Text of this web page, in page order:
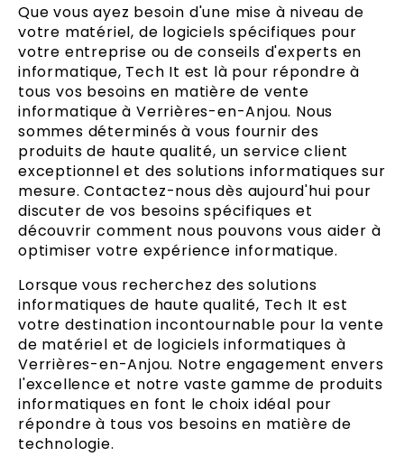
Que vous ayez besoin d'une mise à niveau de
votre matériel, de logiciels spécifiques pour
votre entreprise ou de conseils d'experts en
informatique, Tech It est là pour répondre à
tous vos besoins en matière de vente
informatique à Verrières-en-Anjou. Nous
sommes déterminés à vous fournir des
produits de haute qualité, un service client
exceptionnel et des solutions informatiques sur
mesure. Contactez-nous dès aujourd'hui pour
discuter de vos besoins spécifiques et
découvrir comment nous pouvons vous aider à
optimiser votre expérience informatique.
Lorsque vous recherchez des solutions
informatiques de haute qualité, Tech It est
votre destination incontournable pour la vente
de matériel et de logiciels informatiques à
Verrières-en-Anjou. Notre engagement envers
l'excellence et notre vaste gamme de produits
informatiques en font le choix idéal pour
répondre à tous vos besoins en matière de
technologie.